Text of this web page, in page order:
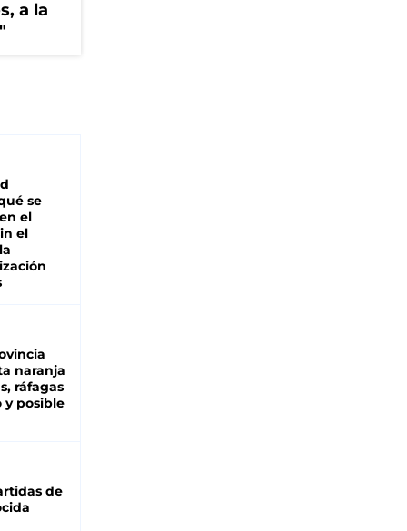
a la
se
el
el
naranja
ráfagas
y posible
de